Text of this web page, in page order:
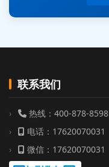
联系我们
热线：400-878-8598
电话：17620070031
微信：17620070031